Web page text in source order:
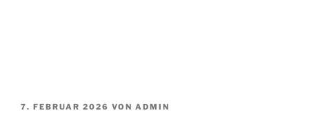
VERÖFFENTLICHT
7. FEBRUAR 2026 VON ADMIN